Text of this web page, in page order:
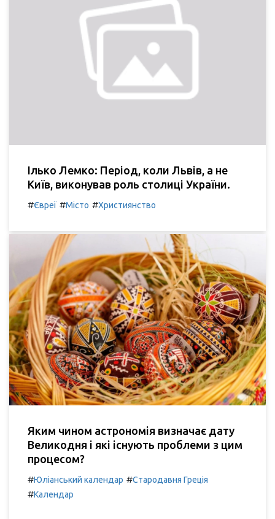
Ілько Лемко: Період, коли Львів, а не
Київ, виконував роль столиці України.
#Євреї #Місто #Християнство
Яким чином астрономія визначає дату
Великодня і які існують проблеми з цим
процесом?
#Юліанський календар #Стародавня Греція
#Календар